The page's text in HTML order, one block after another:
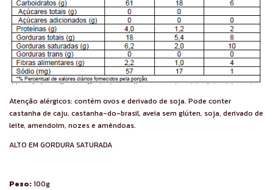
Atenção alérgicos: contém ovos e derivado de soja. Pode conter
castanha de caju, castanha-do-brasil, aveia sem glúten, soja, derivado de
leite, amendoim, nozes e amêndoas.
ALTO EM GORDURA SATURADA
Peso:100g